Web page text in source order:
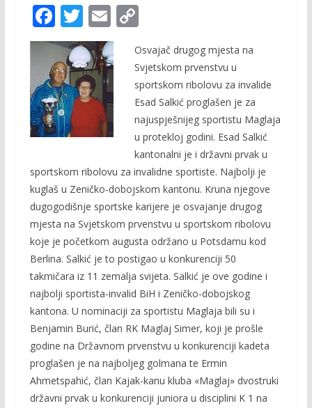
F
ac
e
b
o
o
T
w
itt
er
E
m
ai
C
p
y
Li
n
k
Osvajač drugog mjesta na
Svjetskom prvenstvu u
sportskom ribolovu za invalide
Esad Salkić proglašen je za
najuspješnijeg sportistu Maglaja
u protekloj godini. Esad Salkić
kantonalni je i državni prvak u
sportskom ribolovu za invalidne sportiste. Najbolji je
kuglaš u Zeničko-dobojskom kantonu. Kruna njegove
dugogodišnje sportske karijere je osvajanje drugog
mjesta na Svjetskom prvenstvu u sportskom ribolovu
koje je početkom augusta održano u Potsdamu kod
Berlina. Salkić je to postigao u konkurenciji 50
takmičara iz 11 zemalja svijeta. Salkić je ove godine i
najbolji sportista-invalid BiH i Zeničko-dobojskog
kantona. U nominaciji za sportistu Maglaja bili su i
Benjamin Burić, član RK Maglaj Simer, koji je prošle
godine na Državnom prvenstvu u konkurenciji kadeta
proglašen je na najboljeg golmana te Ermin
Ahmetspahić, član Kajak-kanu kluba «Maglaj» dvostruki
državni prvak u konkurenciji juniora u disciplini K 1 na